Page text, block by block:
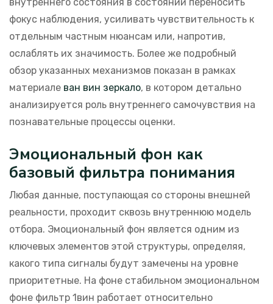
фокус наблюдения, усиливать чувствительность к
отдельным частным нюансам или, напротив,
ослаблять их значимость. Более же подробный
обзор указанных механизмов показан в рамках
материале ван вин зеркало, в котором детально
анализируется роль внутреннего самочувствия на
познавательные процессы оценки.
Эмоциональный фон как
базовый фильтра понимания
Любая данные, поступающая со стороны внешней
реальности, проходит сквозь внутреннюю модель
отбора. Эмоциональный фон является одним из
ключевых элементов этой структуры, определяя,
какого типа сигналы будут замечены на уровне
приоритетные. На фоне стабильном эмоциональном
фоне фильтр 1вин работает относительно